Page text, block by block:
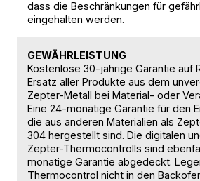
dass die Beschränkungen für
eingehalten werden.
GEWÄHRLEISTUNG
Kostenlose 30-jährige Garantie auf
Ersatz aller Produkte aus dem
Zepter-Metall bei Material- oder
Eine 24-monatige Garantie für den
die aus anderen Materialien als
304 hergestellt sind. Die digitalen
Zepter-Thermocontrolls sind
monatige Garantie abgedeckt.
Thermocontrol nicht in den